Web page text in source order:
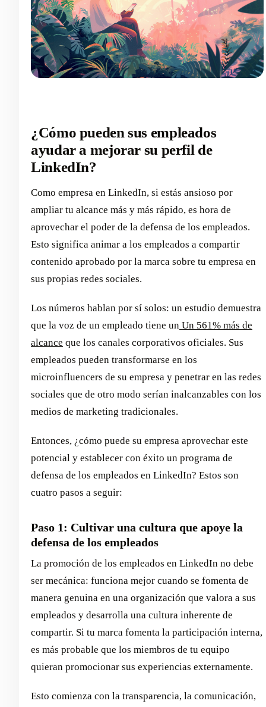
¿Cómo pueden sus empleados
ayudar a mejorar su perfil de
LinkedIn?
Como empresa en LinkedIn, si estás ansioso por
ampliar tu alcance más y más rápido, es hora de
aprovechar el poder de la defensa de los empleados.
Esto significa animar a los empleados a compartir
contenido aprobado por la marca sobre tu empresa en
sus propias redes sociales.
Los números hablan por sí solos: un estudio demuestra
que la voz de un empleado tiene un Un 561% más de
alcance que los canales corporativos oficiales. Sus
empleados pueden transformarse en los
microinfluencers de su empresa y penetrar en las redes
sociales que de otro modo serían inalcanzables con los
medios de marketing tradicionales.
Entonces, ¿cómo puede su empresa aprovechar este
potencial y establecer con éxito un programa de
defensa de los empleados en LinkedIn? Estos son
cuatro pasos a seguir:
Paso 1: Cultivar una cultura que apoye la
defensa de los empleados
La promoción de los empleados en LinkedIn no debe
ser mecánica: funciona mejor cuando se fomenta de
manera genuina en una organización que valora a sus
empleados y desarrolla una cultura inherente de
compartir. Si tu marca fomenta la participación interna,
es más probable que los miembros de tu equipo
quieran promocionar sus experiencias externamente.
Esto comienza con la transparencia, la comunicación,